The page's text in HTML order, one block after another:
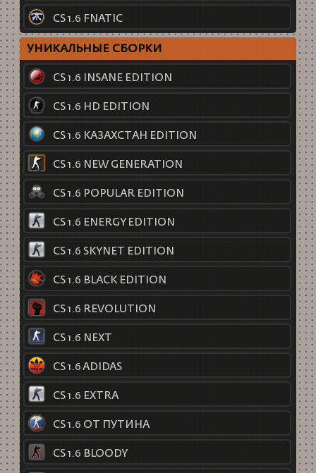
CS 1.6 FNATIC
УНИКАЛЬНЫЕ СБОРКИ
CS 1.6 INSANE EDITION
CS 1.6 HD EDITION
CS 1.6 КАЗАХСТАН EDITION
CS 1.6 NEW GENERATION
CS 1.6 POPULAR EDITION
CS 1.6 ENERGY EDITION
CS 1.6 SKYNET EDITION
CS 1.6 BLACK EDITION
CS 1.6 REVOLUTION
CS 1.6 NEXT
CS 1.6 ADIDAS
CS 1.6 EXTRA
CS 1.6 ОТ ПУТИНА
CS 1.6 BLOODY